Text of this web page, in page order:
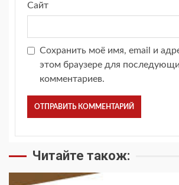
Сайт
Сохранить моё имя, email и
этом браузере для
комментариев.
Читайте також: